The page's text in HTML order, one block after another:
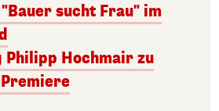
sucht Frau" im
Philipp Hochmair zu